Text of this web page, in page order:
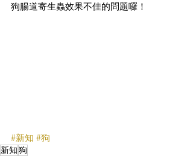
狗腸道寄生蟲效果不佳的問題囉！
#新知 #狗
新知狗